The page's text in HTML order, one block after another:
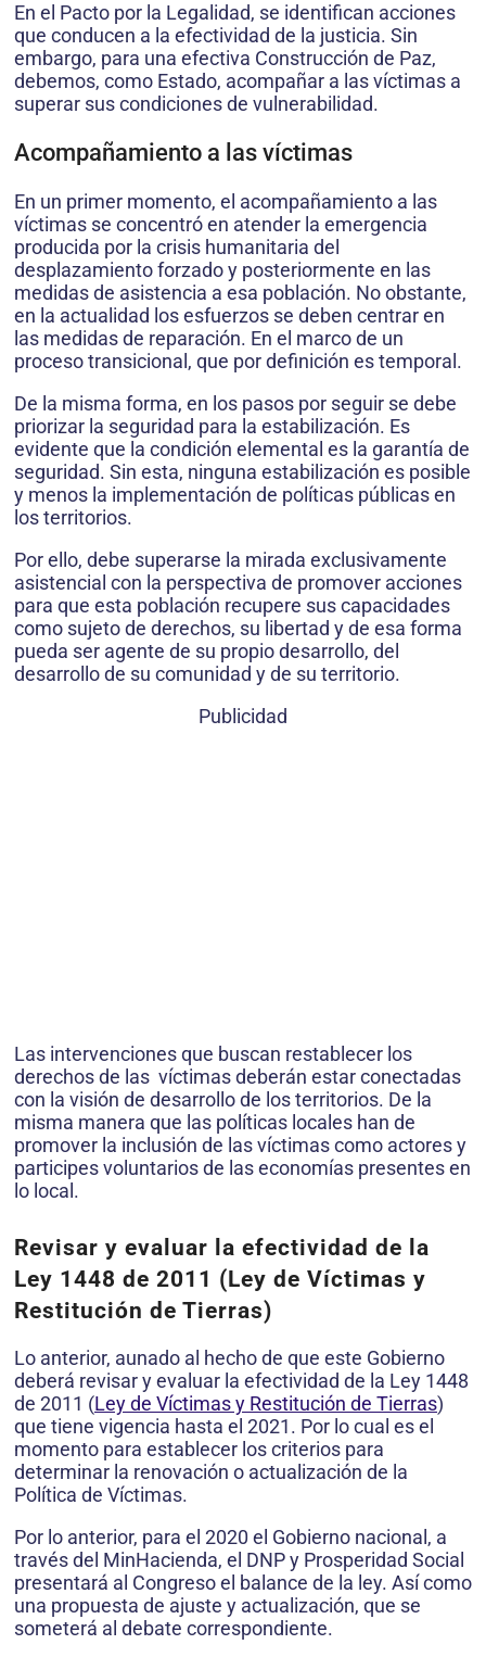
En el Pacto por la Legalidad, se identifican acciones
que conducen a la efectividad de la justicia. Sin
embargo, para una efectiva Construcción de Paz,
debemos, como Estado, acompañar a las víctimas a
superar sus condiciones de vulnerabilidad.
Acompañamiento a las víctimas
En un primer momento, el acompañamiento a las
víctimas se concentró en atender la emergencia
producida por la crisis humanitaria del
desplazamiento forzado y posteriormente en las
medidas de asistencia a esa población. No obstante,
en la actualidad los esfuerzos se deben centrar en
las medidas de reparación. En el marco de un
proceso transicional, que por definición es temporal.
De la misma forma, en los pasos por seguir se debe
priorizar la seguridad para la estabilización. Es
evidente que la condición elemental es la garantía de
seguridad. Sin esta, ninguna estabilización es posible
y menos la implementación de políticas públicas en
los territorios.
Por ello, debe superarse la mirada exclusivamente
asistencial con la perspectiva de promover acciones
para que esta población recupere sus capacidades
como sujeto de derechos, su libertad y de esa forma
pueda ser agente de su propio desarrollo, del
desarrollo de su comunidad y de su territorio.
Publicidad
Las intervenciones que buscan restablecer los
derechos de las víctimas deberán estar conectadas
con la visión de desarrollo de los territorios. De la
misma manera que las políticas locales han de
promover la inclusión de las víctimas como actores y
participes voluntarios de las economías presentes en
lo local.
Revisar y evaluar la efectividad de la
Ley 1448 de 2011 (Ley de Víctimas y
Restitución de Tierras)
Lo anterior, aunado al hecho de que este Gobierno
deberá revisar y evaluar la efectividad de la Ley 1448
de 2011 (Ley de Víctimas y Restitución de Tierras)
que tiene vigencia hasta el 2021. Por lo cual es el
momento para establecer los criterios para
determinar la renovación o actualización de la
Política de Víctimas.
Por lo anterior, para el 2020 el Gobierno nacional, a
través del MinHacienda, el DNP y Prosperidad Social
presentará al Congreso el balance de la ley. Así como
una propuesta de ajuste y actualización, que se
someterá al debate correspondiente.